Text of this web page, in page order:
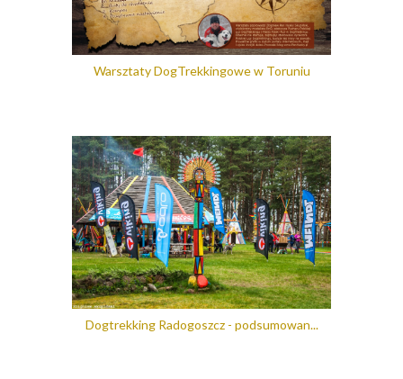
Warsztaty DogTrekkingowe w Toruniu
Dogtrekking Radogoszcz - podsumowan...